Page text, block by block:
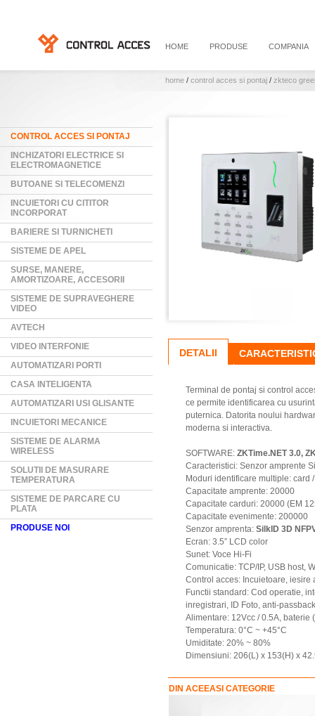
HOME PRODUSE COMPANIA
home / control acces si pontaj / zkteco
CONTROL ACCES SI PONTAJ
INCHIZATORI ELECTRICE SI
ELECTROMAGNETICE
BUTOANE SI TELECOMENZI
INCUIETORI CU CITITOR
INCORPORAT
BARIERE SI TURNICHETI
SISTEME DE APEL
SURSE, MANERE,
AMORTIZOARE, ACCESORII
SISTEME DE SUPRAVEGHERE
VIDEO
AVTECH
VIDEO INTERFONIE
AUTOMATIZARI PORTI
CASA INTELIGENTA
AUTOMATIZARI USI GLISANTE
INCUIETORI MECANICE
SISTEME DE ALARMA
WIRELESS
SOLUTII DE MASURARE
TEMPERATURA
SISTEME DE PARCARE CU
PLATA
PRODUSE NOI
DETALII
Terminal de pontaj si control
ce permite identificarea cu
puternica. Datorita noului
moderna si interactiva.
SOFTWARE: ZKTime.NET 3.0,
Caracteristici: Senzor amprente
Moduri identificare multiple: card
Capacitate amprente: 20000
Capacitate carduri: 20000 (EM
Capacitate evenimente: 200000
Senzor amprenta: SilkID 3D
Ecran: 3.5” LCD color
Sunet: Voce Hi-Fi
Comunicatie: TCP/IP, USB host,
Control acces: Incuietoare,
Functii standard: Cod operatie,
inregistrari, ID Foto, anti-
Alimentare: 12Vcc / 0.5A, baterie
Temperatura: 0°C ~ +45°C
Umiditate: 20% ~ 80%
Dimensiuni: 206(L) x 153(H) x
DIN ACEEASI CATEGORIE